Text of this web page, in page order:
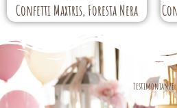
Confetti Maxtris, Foresta Nera
Testimonianze